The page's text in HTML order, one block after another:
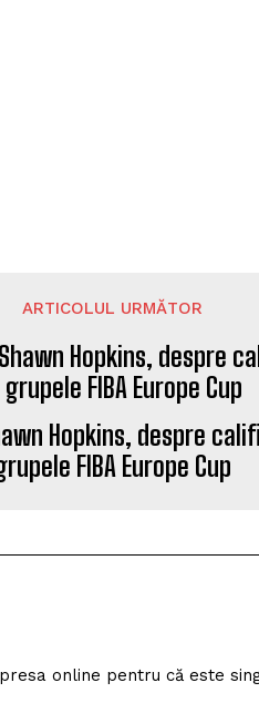
ARTICOLUL URMĂTOR
Hopkins, despre
FIBA Europe Cup